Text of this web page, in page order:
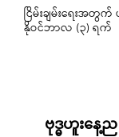
ငြိမ်းချမ်းရေးအ
နိုဝင်ဘာလ (၃) ရက်
ဗုဒ္ဓဟူးနေ့